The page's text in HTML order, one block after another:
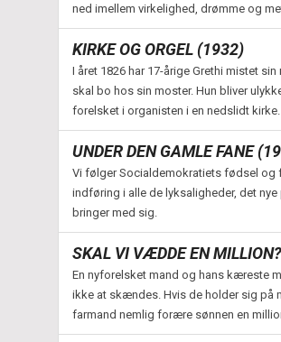
ned imellem virkelighed, drømme og
KIRKE OG ORGEL (1932)
I året 1826 har 17-årige Grethi mistet sin
skal bo hos sin moster. Hun bliver
forelsket i organisten i en nedslidt kirke.
UNDER DEN GAMLE FANE
Vi følger Socialdemokratiets fødsel og
indføring i alle de lyksaligheder, det nye
bringer med sig.
SKAL VI VÆDDE EN
En nyforelsket mand og hans kæreste
ikke at skændes. Hvis de holder sig på
farmand nemlig forære sønnen en